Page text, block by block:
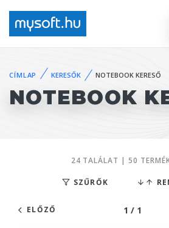
CÍMLAP KERESŐK NOTEBOOK KERESŐ
NOTEBOOK
24 TALÁLAT | 50
SZŰRŐK
ELŐZŐ 1 / 1